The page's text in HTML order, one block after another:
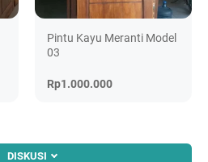
Pintu Kayu Meranti Model
03
Rp1.000.000
DISKUSI